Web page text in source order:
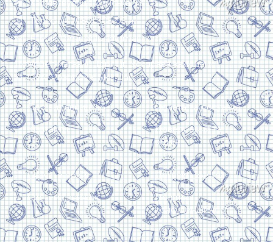
Харків, вулиця Сумська, 13
Телефон: (050) 305-05-41
E-Mail: torsingplus@gmail.com
Інтернет-магазин Торсінг. Усі права захищені
© 2024. Розробка:Skill Unit
Про видавництво
Контакти
Оплата та доставка
Повернення та
обмін
Скачати прайс
Система знижок
Договір оферти
Політика
конфіденційності